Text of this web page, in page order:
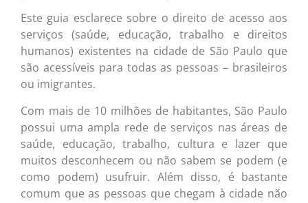
Este guia esclarece sobre o direito de acesso aos
serviços (saúde, educação, trabalho e direitos
humanos) existentes na cidade de São Paulo que
são acessíveis para todas as pessoas – brasileiros
ou imigrantes.
Com mais de 10 milhões de habitantes, São Paulo
possui uma ampla rede de serviços nas áreas de
saúde, educação, trabalho, cultura e lazer que
muitos desconhecem ou não sabem se podem (e
como podem) usufruir. Além disso, é bastante
comum que as pessoas que chegam à cidade não